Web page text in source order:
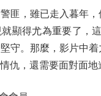
，雖已走入暮年，
顯得尤為重要了，
守。那麼，影片中
仇，還需要面對面地